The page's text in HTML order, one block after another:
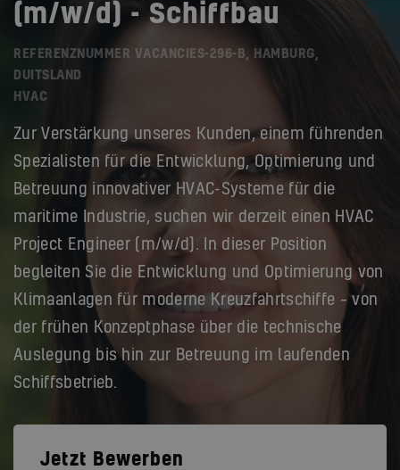
(m/w/d) - Schiffbau
REFERENZNUMMER VACANCIES-296-B, HAMBURG,
DUITSLAND
HVAC
Zur Verstärkung unseres Kunden, einem führenden
Spezialisten für die Entwicklung, Optimierung und
Betreuung innovativer HVAC-Systeme für die
maritime Industrie, suchen wir derzeit einen HVAC
Project Engineer (m/w/d). In dieser Position
begleiten Sie die Entwicklung und Optimierung von
Klimaanlagen für moderne Kreuzfahrtschiffe – von
der frühen Konzeptphase über die technische
Auslegung bis hin zur Betreuung im laufenden
Schiffsbetrieb.
Jetzt Bewerben